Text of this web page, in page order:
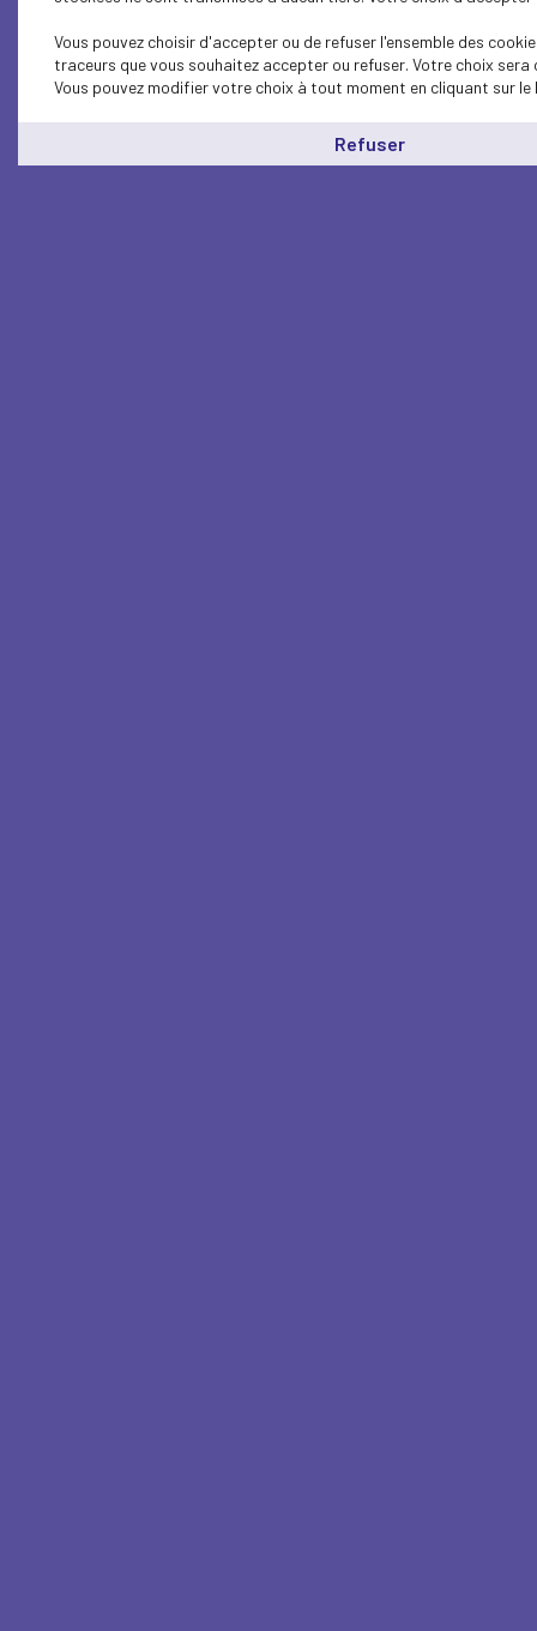
Vous pouvez choisir d'accepter ou de refuser l'ensemble des
traceurs que vous souhaitez accepter ou refuser. Votre choix
Vous pouvez modifier votre choix à tout moment en cliquant sur le
Refuser